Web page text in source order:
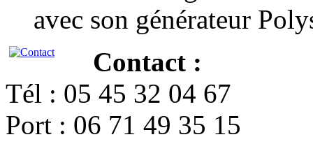
avec son générateur
Contact :
Tél : 05 45 32 04 67
Port : 06 71 49 35 15